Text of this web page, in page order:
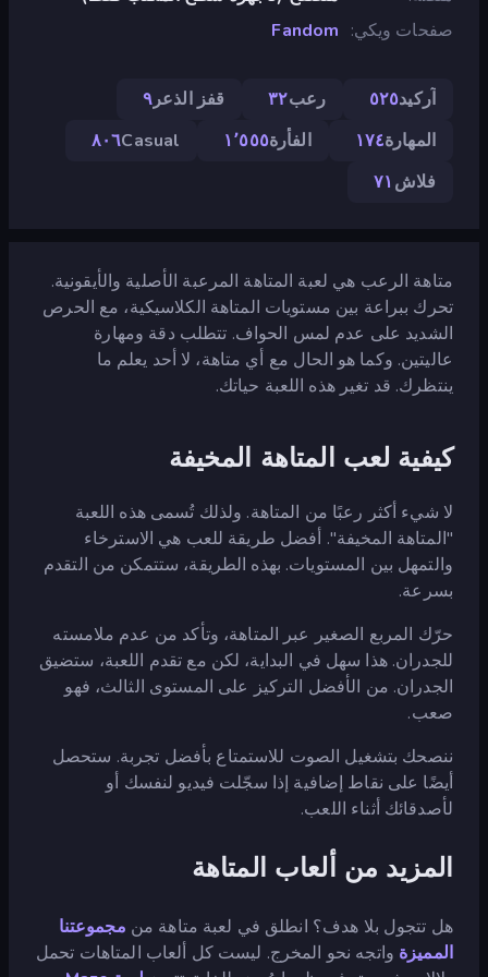
صفحات ويكي
Fandom
آركيد٥٢٥ رعب٣٢ قفز الذعر٩
المهارة١٧٤ الفأرة١٬٥٥٥ Casual٨٠٦
فلاش٧١
متاهة الرعب هي لعبة المتاهة المرعبة الأصلية والأيقونية.
تحرك ببراعة بين مستويات المتاهة الكلاسيكية، مع الحرص
الشديد على عدم لمس الحواف. تتطلب دقة ومهارة
عاليتين. وكما هو الحال مع أي متاهة، لا أحد يعلم ما
ينتظرك. قد تغير هذه اللعبة حياتك.
كيفية لعب المتاهة المخيفة
لا شيء أكثر رعبًا من المتاهة. ولذلك تُسمى هذه اللعبة
"المتاهة المخيفة". أفضل طريقة للعب هي الاسترخاء
والتمهل بين المستويات. بهذه الطريقة، ستتمكن من التقدم
بسرعة.
حرّك المربع الصغير عبر المتاهة، وتأكد من عدم ملامسته
للجدران. هذا سهل في البداية، لكن مع تقدم اللعبة، ستضيق
الجدران. من الأفضل التركيز على المستوى الثالث، فهو
صعب.
ننصحك بتشغيل الصوت للاستمتاع بأفضل تجربة. ستحصل
أيضًا على نقاط إضافية إذا سجّلت فيديو لنفسك أو
لأصدقائك أثناء اللعب.
المزيد من ألعاب المتاهة
هل تتجول بلا هدف؟ انطلق في لعبة متاهة من مجموعتنا
المميزة واتجه نحو المخرج. ليست كل ألعاب المتاهات تحمل